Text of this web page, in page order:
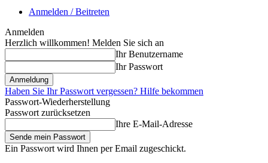
Anmelden / Beitreten
Anmelden
Herzlich willkommen! Melden Sie sich an
Ihr Benutzername
Ihr Passwort
Haben Sie Ihr Passwort vergessen? Hilfe bekommen
Passwort-Wiederherstellung
Passwort zurücksetzen
Ihre E-Mail-Adresse
Ein Passwort wird Ihnen per Email zugeschickt.